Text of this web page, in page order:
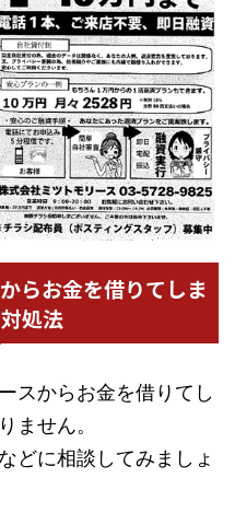
らお金を借りてしま
処法
スからお金を借りてし
ません。
どに相談してみましょ